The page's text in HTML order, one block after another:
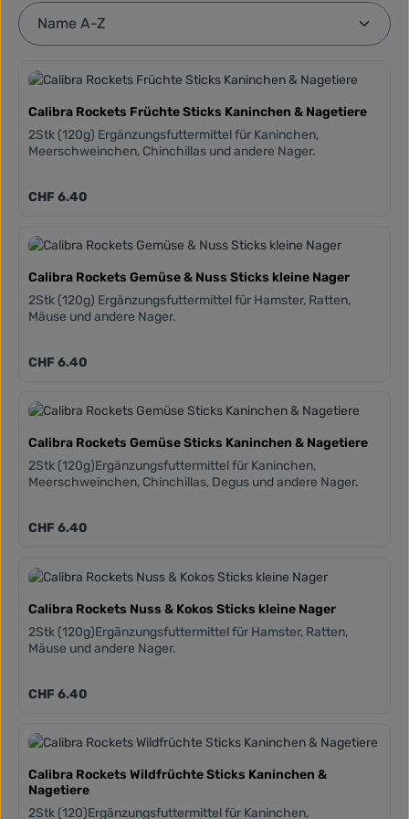
Calibra Rockets Früchte Sticks Kaninchen & Nagetiere
2Stk (120g) Ergänzungsfuttermittel für Kaninchen,
Meerschweinchen, Chinchillas und andere Nager.
Regulärer Preis:
CHF 6.40
Calibra Rockets Gemüse & Nuss Sticks kleine Nager
2Stk (120g) Ergänzungsfuttermittel für Hamster, Ratten,
Mäuse und andere Nager.
Regulärer Preis:
CHF 6.40
Calibra Rockets Gemüse Sticks Kaninchen & Nagetiere
2Stk (120g)Ergänzungsfuttermittel für Kaninchen,
Meerschweinchen, Chinchillas, Degus und andere Nager.
Regulärer Preis:
CHF 6.40
Calibra Rockets Nuss & Kokos Sticks kleine Nager
2Stk (120g)Ergänzungsfuttermittel für Hamster, Ratten,
Mäuse und andere Nager.
Regulärer Preis:
CHF 6.40
Calibra Rockets Wildfrüchte Sticks Kaninchen &
Nagetiere
2Stk (120)Ergänzungsfuttermittel für Kaninchen,